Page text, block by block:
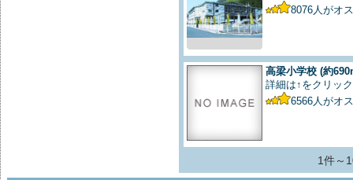
8076 人がオ
高梁小学校 (約
詳細は↑をクリック
6566 人がオ
1件～